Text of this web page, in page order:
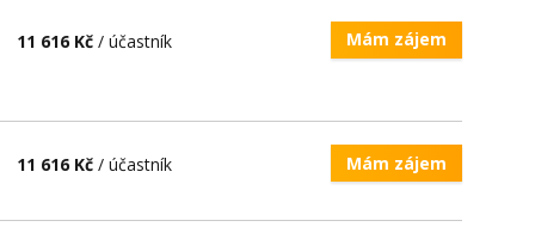
11 616 Kč / účastník Mám zájem
11 616 Kč / účastník Mám zájem